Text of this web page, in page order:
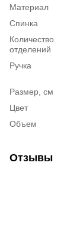
Материал
Спинка
Количество
отделений
Ручка
Размер, см
Цвет
Объем
Отзывы